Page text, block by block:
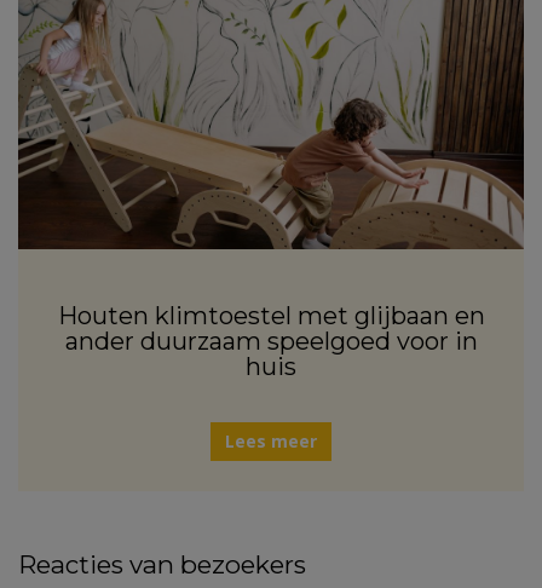
Houten klimtoestel met glijbaan en
ander duurzaam speelgoed voor in
huis
Lees meer
Reacties van bezoekers